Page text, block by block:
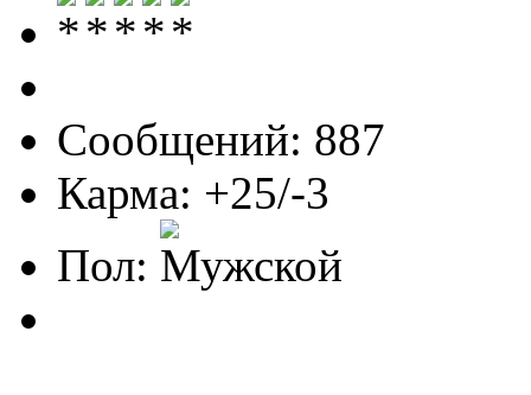
Сообщений: 887
Карма: +25/-3
Пол: